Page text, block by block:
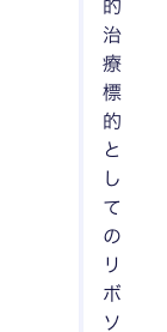
的
治
療
標
的
と
し
て
の
リ
ボ
ソ